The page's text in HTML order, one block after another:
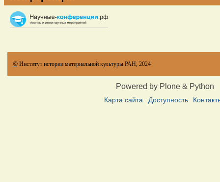
© Институт истории материальной культуры РАН, 2024
Powered by Plone & Python
Карта сайта Доступность